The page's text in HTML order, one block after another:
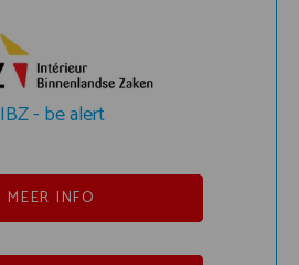
IBZ - be alert
MEER INFO